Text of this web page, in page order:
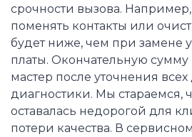
срочности вызова.
поменять контакты или
будет ниже, чем при замене
платы. Окончательную сумму
мастер после уточнения всех
диагностики. Мы стараемся,
оставалась недорогой для
потери качества. В